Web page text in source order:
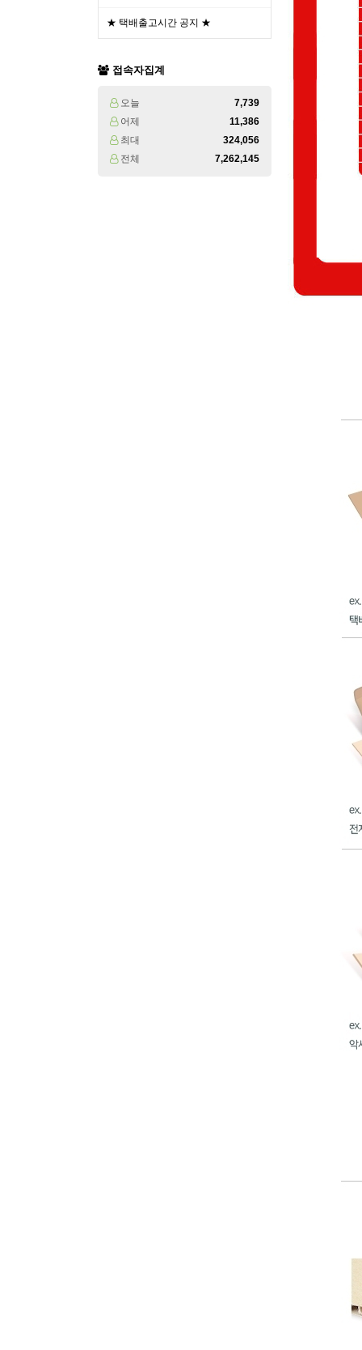
★ 택배출고시간 공지 ★
접속자집계
오늘
7,739
어제
11,386
최대
324,056
전체
7,262,145